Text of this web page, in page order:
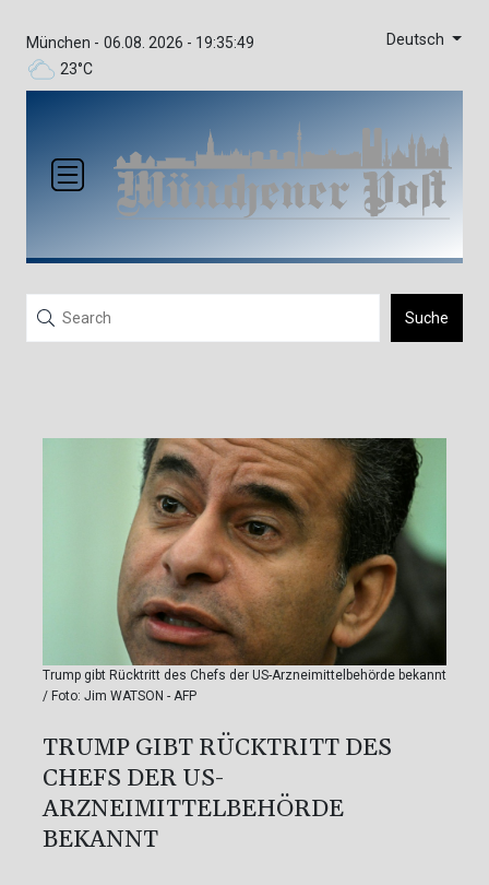
München -
23°C
06.08. 2026 - 19:35:49 Deutsch
Suche
Trump gibt Rücktritt des Chefs der US-Arzneimittelbehörde bekannt
/ Foto: Jim WATSON - AFP
TRUMP GIBT RÜCKTRITT DES
CHEFS DER US-
ARZNEIMITTELBEHÖRDE
BEKANNT